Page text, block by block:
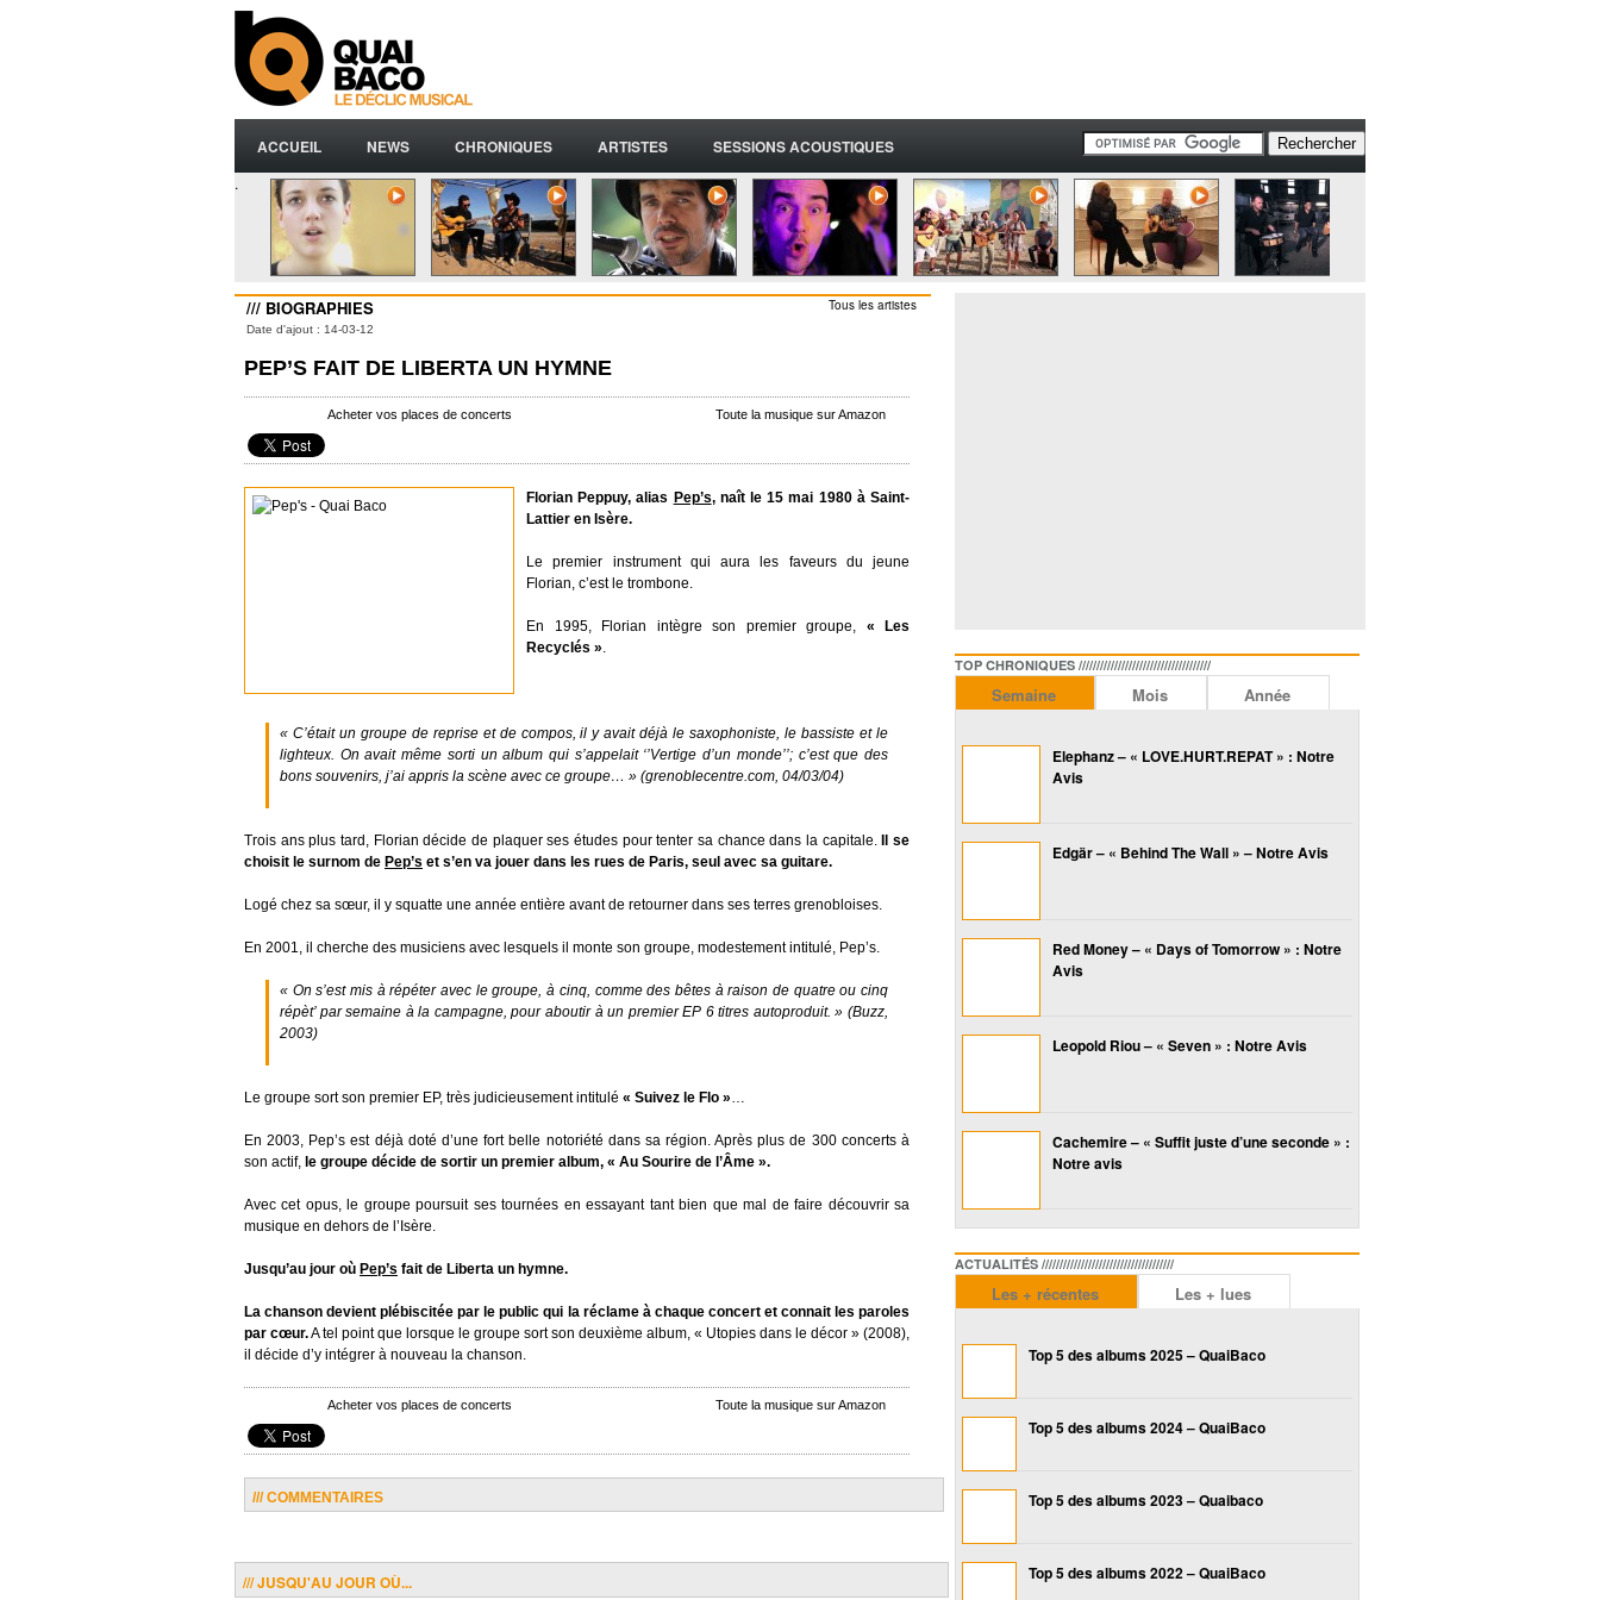
ACCUEIL NEWS CHRONIQUES ARTISTES SESSIONS ACOUSTIQUES
.
/// BIOGRAPHIES Tous les artistes
Date d'ajout : 14-03-12
PEP’S FAIT DE LIBERTA UN HYMNE
Acheter vos places de concerts Toute la musique sur Amazon
Florian Peppuy, alias Pep’s, naît le 15 mai 1980 à Saint-
Lattier en Isère.
Le premier instrument qui aura les faveurs du jeune
Florian, c’est le trombone.
En 1995, Florian intègre son premier groupe, « Les
Recyclés ».
« C’était un groupe de reprise et de compos, il y avait déjà le saxophoniste, le bassiste et le
lighteux. On avait même sorti un album qui s’appelait ‘’Vertige d’un monde’’; c’est que des
bons souvenirs, j’ai appris la scène avec ce groupe… » (grenoblecentre.com, 04/03/04)
Trois ans plus tard, Florian décide de plaquer ses études pour tenter sa chance dans la capitale.
Il se
choisit le surnom de Pep’s et s’en va jouer dans les rues de Paris, seul avec sa guitare.
Logé chez sa sœur, il y squatte une année entière avant de retourner dans ses terres grenobloises.
En 2001, il cherche des musiciens avec lesquels il monte son groupe, modestement intitulé, Pep’s.
« On s’est mis à répéter avec le groupe, à cinq, comme des bêtes à raison de quatre ou cinq
répèt’ par semaine à la campagne, pour aboutir à un premier EP 6 titres autoproduit. » (Buzz,
2003)
Le groupe sort son premier EP, très judicieusement intitulé « Suivez le Flo »…
En 2003, Pep’s est déjà doté d’une fort belle notoriété dans sa région. Après plus de 300 concerts à
son actif, le groupe décide de sortir un premier album, « Au Sourire de l’Âme ».
Avec cet opus, le groupe poursuit ses tournées en essayant tant bien que mal de faire découvrir sa
musique en dehors de l’Isère.
Jusqu’au jour où Pep’s fait de Liberta un hymne.
La chanson devient plébiscitée par le public qui la réclame à chaque concert et connait les paroles
par cœur.A tel point que lorsque le groupe sort son deuxième album, « Utopies dans le décor » (2008),
il décide d’y intégrer à nouveau la chanson.
Acheter vos places de concerts Toute la musique sur Amazon
/// COMMENTAIRES
/// JUSQU'AU JOUR OÙ...
TOP CHRONIQUES /////////////////////////////////////
Semaine Mois Année
Elephanz – « LOVE.HURT.REPAT » : Notre
Avis
Edgär – « Behind The Wall » – Notre Avis
Red Money – « Days of Tomorrow » : Notre
Avis
Leopold Riou – « Seven » : Notre Avis
Cachemire – « Suffit juste d’une seconde » :
Notre avis
ACTUALITÉS /////////////////////////////////////
Les + récentes Les + lues
Top 5 des albums 2025 – QuaiBaco
Top 5 des albums 2024 – QuaiBaco
Top 5 des albums 2023 – Quaibaco
Top 5 des albums 2022 – QuaiBaco